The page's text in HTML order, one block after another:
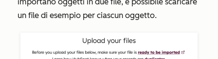
un file di esempio per ciascun oggetto.